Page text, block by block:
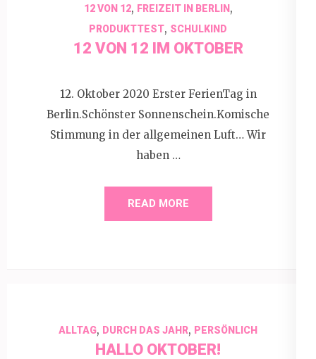
12 VON 12, FREIZEIT IN BERLIN,
PRODUKTTEST, SCHULKIND
12 VON 12 IM OKTOBER
12. Oktober 2020 Erster FerienTag in
Berlin.Schönster Sonnenschein.Komische
Stimmung in der allgemeinen Luft… Wir
haben …
READ MORE
ALLTAG, DURCH DAS JAHR, PERSÖNLICH
HALLO OKTOBER!